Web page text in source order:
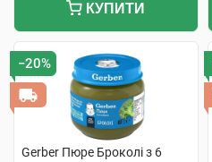
КУПИТИ
−20%
Gerber Пюре Броколі з 6